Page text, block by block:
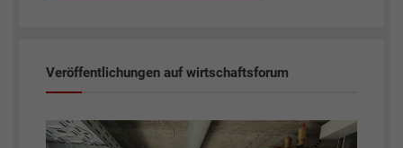
Veröffentlichungen auf wirtschaftsforum